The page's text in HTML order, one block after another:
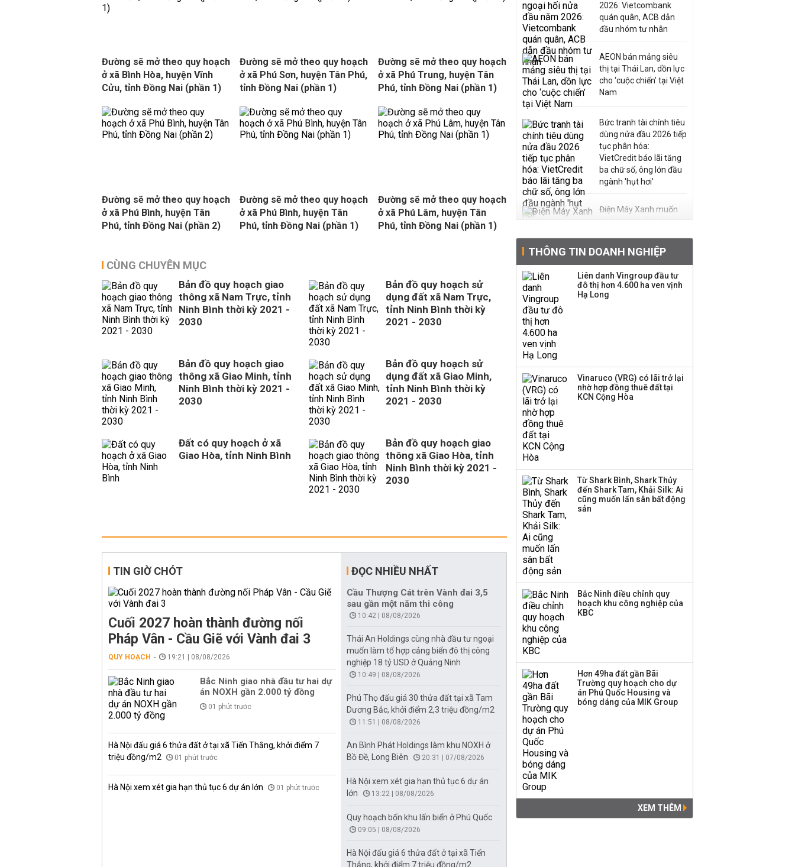
Đường sẽ mở theo quy hoạch
ở xã Bình Hòa, huyện Vĩnh
Cửu, tỉnh Đồng Nai (phần 1)
Đường sẽ mở theo quy hoạch
ở xã Phú Sơn, huyện Tân Phú,
tỉnh Đồng Nai (phần 1)
Đường sẽ mở theo quy hoạch
ở xã Phú Trung, huyện Tân
Phú, tỉnh Đồng Nai (phần 1)
Đường sẽ mở theo quy hoạch
ở xã Phú Bình, huyện Tân
Phú, tỉnh Đồng Nai (phần 2)
Đường sẽ mở theo quy hoạch
ở xã Phú Bình, huyện Tân
Phú, tỉnh Đồng Nai (phần 1)
Đường sẽ mở theo quy hoạch
ở xã Phú Lâm, huyện Tân
Phú, tỉnh Đồng Nai (phần 1)
CÙNG CHUYÊN MỤC
Bản đồ quy hoạch giao
thông xã Nam Trực, tỉnh
Ninh Bình thời kỳ 2021 -
2030
Bản đồ quy hoạch sử
dụng đất xã Nam Trực,
tỉnh Ninh Bình thời kỳ
2021 - 2030
Bản đồ quy hoạch giao
thông xã Giao Minh, tỉnh
Ninh Bình thời kỳ 2021 -
2030
Bản đồ quy hoạch sử
dụng đất xã Giao Minh,
tỉnh Ninh Bình thời kỳ
2021 - 2030
Đất có quy hoạch ở xã
Giao Hòa, tỉnh Ninh Bình
Bản đồ quy hoạch giao
thông xã Giao Hòa, tỉnh
Ninh Bình thời kỳ 2021 -
2030
TIN GIỜ CHÓT
Cuối 2027 hoàn thành đường nối
Pháp Vân - Cầu Giẽ với Vành đai 3
QUY HOẠCH 19:21 | 08/08/2026
Bắc Ninh giao nhà đầu tư hai dự
án NOXH gần 2.000 tỷ đồng
01 phút trước
Hà Nội đấu giá 6 thửa đất ở tại xã Tiến Thắng, khởi điểm 7
triệu đồng/m2
01 phút trước
Hà Nội xem xét gia hạn thủ tục 6 dự án lớn 01 phút trước
ĐỌC NHIỀU NHẤT
Cầu Thượng Cát trên Vành đai 3,5
sau gần một năm thi công
10:42 | 08/08/2026
Thái An Holdings cùng nhà đầu tư ngoại
muốn làm tổ hợp cảng biển đô thị công
nghiệp 18 tỷ USD ở Quảng Ninh
10:49 | 08/08/2026
Phú Thọ đấu giá 30 thửa đất tại xã Tam
Dương Bắc, khởi điểm 2,3 triệu đồng/m2
11:51 | 08/08/2026
An Bình Phát Holdings làm khu NOXH ở
Bồ Đề, Long Biên
20:31 | 07/08/2026
Hà Nội xem xét gia hạn thủ tục 6 dự án
lớn
13:22 | 08/08/2026
Quy hoạch bốn khu lấn biển ở Phú Quốc
09:05 | 08/08/2026
Hà Nội đấu giá 6 thửa đất ở tại xã Tiến
Thắng, khởi điểm 7 triệu đồng/m2
2026: Vietcombank
quán quân, ACB dẫn
đầu nhóm tư nhân
AEON bán mảng siêu
thị tại Thái Lan, dồn lực
cho ‘cuộc chiến’ tại Việt
Nam
Bức tranh tài chính tiêu
dùng nửa đầu 2026 tiếp
tục phân hóa:
VietCredit báo lãi tăng
ba chữ số, ông lớn đầu
ngành 'hụt hơi'
Điện Máy Xanh muốn
phát hành cổ phiếu với
Sau nhịp điều chỉnh
mạnh, CTCK nhìn thấy
cơ hội ở nhóm cổ phiếu
thanh lý toàn bộ cửa
hàng
Công ty 100 tỷ của
Huấn Hoa Hồng bỗng
dưng ‘biến mất’, một
THÔNG TIN DOANH NGHIỆP
Liên danh Vingroup đầu tư
đô thị hơn 4.600 ha ven vịnh
Hạ Long
Vinaruco (VRG) có lãi trở lại
nhờ hợp đồng thuê đất tại
KCN Cộng Hòa
Từ Shark Bình, Shark Thủy
đến Shark Tam, Khải Silk: Ai
cũng muốn lấn sân bất động
sản
Bắc Ninh điều chỉnh quy
hoạch khu công nghiệp của
KBC
Hơn 49ha đất gần Bãi
Trường quy hoạch cho dự
án Phú Quốc Housing và
bóng dáng của MIK Group
XEM THÊM